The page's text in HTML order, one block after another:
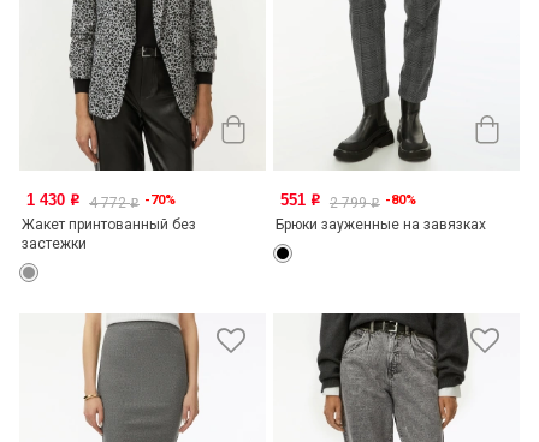
1 430 o 4 772o -70%
Жакет принтованный без
застежки
551 o 2 799o -80%
Брюки зауженные на завязках